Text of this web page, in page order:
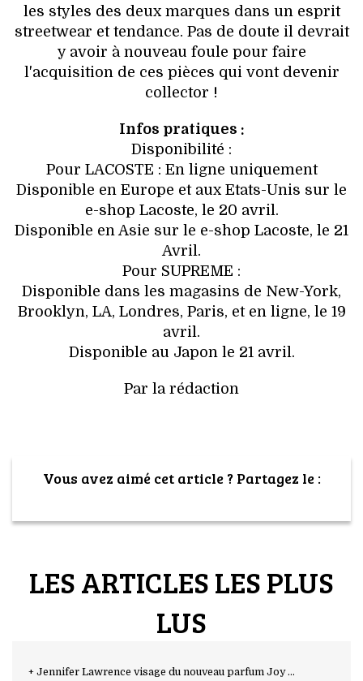
les styles des deux marques dans un esprit
streetwear et tendance. Pas de doute il devrait
y avoir à nouveau foule pour faire
l'acquisition de ces pièces qui vont devenir
collector !
Infos pratiques :
Disponibilité :
Pour LACOSTE : En ligne uniquement
Disponible en Europe et aux Etats-Unis sur le
e-shop Lacoste, le 20 avril.
Disponible en Asie sur le e-shop Lacoste, le 21
Avril.
Pour SUPREME :
Disponible dans les magasins de New-York,
Brooklyn, LA, Londres, Paris, et en ligne, le 19
avril.
Disponible au Japon le 21 avril.
Par la rédaction
Vous avez aimé cet article ? Partagez le :
LES ARTICLES LES PLUS
LUS
+ Jennifer Lawrence visage du nouveau parfum Joy ...